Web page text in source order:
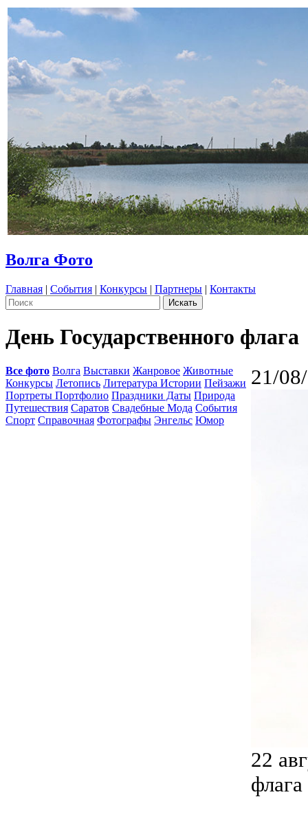
Волга Фото
Главная | События | Конкурсы | Партнеры | Контакты
День Государственного флага
Все фото Волга Выставки Жанровое Животные
Конкурсы Летопись Литература Истории Пейзажи
Портреты Портфолио Праздники Даты Природа
Путешествия Саратов Свадебные Мода События
Спорт Справочная Фотографы Энгельс Юмор
21/
22